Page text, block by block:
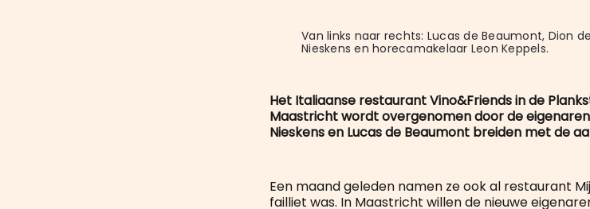
Van links naar rechts: Lucas de Beaumont, Dion
Nieskens en horecamakelaar Leon Keppels.
Het Italiaanse restaurant Vino&Friends in de
Maastricht wordt overgenomen door de eigenaren
Nieskens en Lucas de Beaumont breiden met de
Een maand geleden namen ze ook al restaurant
failliet was. In Maastricht willen de nieuwe